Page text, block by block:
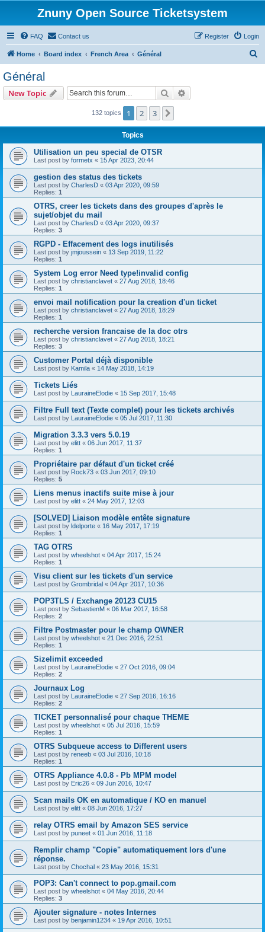
Znuny Open Source Ticketsystem
FAQ Contact us Login
Register
Home Board index French Area Général
Général
New Topic Search
132 topics 1 2 3
Topics
Utilisation un peu special de OTSR
Last post by formetx « 15 Apr 2023, 20:44
gestion des status des tickets
Last post by CharlesD « 03 Apr 2020, 09:59
Replies: 1
OTRS, creer les tickets dans des groupes d'après le
sujet/objet du mail
Last post by CharlesD « 03 Apr 2020, 09:37
Replies: 3
RGPD - Effacement des logs inutilisés
Last post by jmjoussein « 13 Sep 2019, 11:22
Replies: 1
System Log error Need type!invalid config
Last post by christianclavet « 27 Aug 2018, 18:46
Replies: 1
envoi mail notification pour la creation d'un ticket
Last post by christianclavet « 27 Aug 2018, 18:29
Replies: 1
recherche version francaise de la doc otrs
Last post by christianclavet « 27 Aug 2018, 18:21
Replies: 3
Customer Portal déjà disponible
Last post by Kamila « 14 May 2018, 14:19
Tickets Liés
Last post by LauraineElodie « 15 Sep 2017, 15:48
Filtre Full text (Texte complet) pour les tickets archivés
Last post by LauraineElodie « 05 Jul 2017, 11:30
Migration 3.3.3 vers 5.0.19
Last post by elitt « 06 Jun 2017, 11:37
Replies: 1
Propriétaire par défaut d'un ticket créé
Last post by Rock73 « 03 Jun 2017, 09:10
Replies: 5
Liens menus inactifs suite mise à jour
Last post by elitt « 24 May 2017, 12:03
[SOLVED] Liaison modèle entête signature
Last post by ldelporte « 16 May 2017, 17:19
Replies: 1
TAG OTRS
Last post by wheelshot « 04 Apr 2017, 15:24
Replies: 1
Visu client sur les tickets d'un service
Last post by Grombridal « 04 Apr 2017, 10:36
POP3TLS / Exchange 20123 CU15
Last post by SebastienM « 06 Mar 2017, 16:58
Replies: 2
Filtre Postmaster pour le champ OWNER
Last post by wheelshot « 21 Dec 2016, 22:51
Replies: 1
Sizelimit exceeded
Last post by LauraineElodie « 27 Oct 2016, 09:04
Replies: 2
Journaux Log
Last post by LauraineElodie « 27 Sep 2016, 16:16
Replies: 2
TICKET personnalisé pour chaque THEME
Last post by wheelshot « 05 Jul 2016, 15:59
Replies: 1
OTRS Subqueue access to Different users
Last post by reneeb « 03 Jul 2016, 10:18
Replies: 1
OTRS Appliance 4.0.8 - Pb MPM model
Last post by Eric26 « 09 Jun 2016, 10:47
Scan mails OK en automatique / KO en manuel
Last post by elitt « 08 Jun 2016, 17:27
relay OTRS email by Amazon SES service
Last post by puneet « 01 Jun 2016, 11:18
Remplir champ "Copie" automatiquement lors d'une
réponse.
Last post by Chochal « 23 May 2016, 15:31
POP3: Can't connect to pop.gmail.com
Last post by wheelshot « 04 May 2016, 20:44
Replies: 3
Ajouter signature - notes Internes
Last post by benjamin1234 « 19 Apr 2016, 10:51